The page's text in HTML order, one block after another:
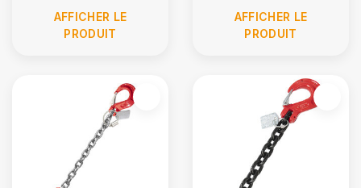
AFFICHER LE
PRODUIT
AFFICHER LE
PRODUIT